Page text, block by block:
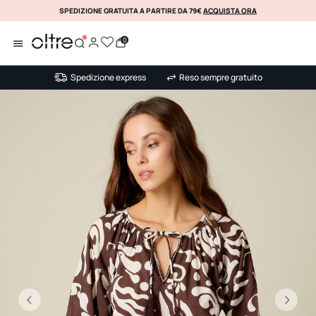
KLARNA
SPEDIZIONE GRATUITA A PARTIRE DA 79€ACQUISTA ORA
0
Spedizione express Reso sempre gratuito
Precedente